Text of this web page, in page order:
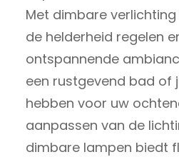
Met dimbare
de helderheid regelen
ontspannende
een rustgevend bad of
hebben voor uw
aanpassen van de
dimbare lampen biedt